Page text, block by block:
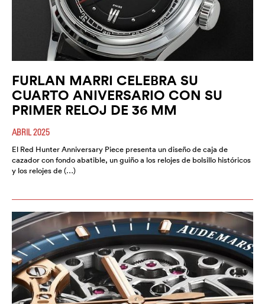
FURLAN MARRI CELEBRA SU
CUARTO ANIVERSARIO CON SU
PRIMER RELOJ DE 36 MM
ABRIL 2025
El Red Hunter Anniversary Piece presenta un diseño de caja de
cazador con fondo abatible, un guiño a los relojes de bolsillo históricos
y los relojes de (…)